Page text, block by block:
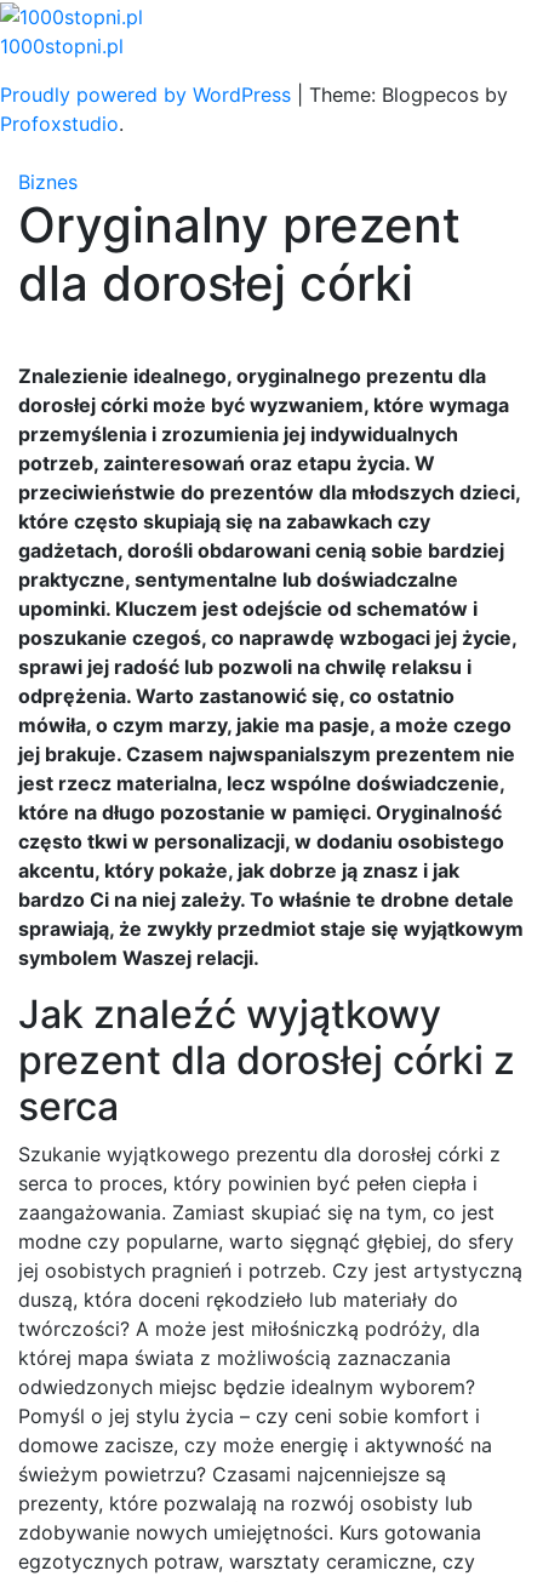
Skip
to
1000stopni.pl
Proudly powered by WordPress
Theme: Blogpecos by
Profoxstudio.
Biznes
Oryginalny prezent
dla dorosłej córki
Znalezienie idealnego, oryginalnego prezentu dla
dorosłej córki może być wyzwaniem, które wymaga
przemyślenia i zrozumienia jej indywidualnych
potrzeb, zainteresowań oraz etapu życia. W
przeciwieństwie do prezentów dla młodszych dzieci,
które często skupiają się na zabawkach czy
gadżetach, dorośli obdarowani cenią sobie bardziej
praktyczne, sentymentalne lub doświadczalne
upominki. Kluczem jest odejście od schematów i
poszukanie czegoś, co naprawdę wzbogaci jej życie,
sprawi jej radość lub pozwoli na chwilę relaksu i
odprężenia. Warto zastanowić się, co ostatnio
mówiła, o czym marzy, jakie ma pasje, a może czego
jej brakuje. Czasem najwspanialszym prezentem nie
jest rzecz materialna, lecz wspólne doświadczenie,
które na długo pozostanie w pamięci. Oryginalność
często tkwi w personalizacji, w dodaniu osobistego
akcentu, który pokaże, jak dobrze ją znasz i jak
bardzo Ci na niej zależy. To właśnie te drobne detale
sprawiają, że zwykły przedmiot staje się wyjątkowym
symbolem Waszej relacji.
Jak znaleźć wyjątkowy
prezent dla dorosłej córki z
serca
Szukanie wyjątkowego prezentu dla dorosłej córki z
serca to proces, który powinien być pełen ciepła i
zaangażowania. Zamiast skupiać się na tym, co jest
modne czy popularne, warto sięgnąć głębiej, do sfery
jej osobistych pragnień i potrzeb. Czy jest artystyczną
duszą, która doceni rękodzieło lub materiały do
twórczości? A może jest miłośniczką podróży, dla
której mapa świata z możliwością zaznaczania
odwiedzonych miejsc będzie idealnym wyborem?
Pomyśl o jej stylu życia – czy ceni sobie komfort i
domowe zacisze, czy może energię i aktywność na
świeżym powietrzu? Czasami najcenniejsze są
prezenty, które pozwalają na rozwój osobisty lub
zdobywanie nowych umiejętności. Kurs gotowania
egzotycznych potraw, warsztaty ceramiczne, czy